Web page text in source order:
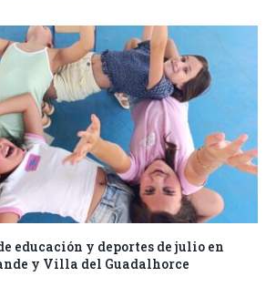
educación y deportes de julio en
y Villa del Guadalhorce